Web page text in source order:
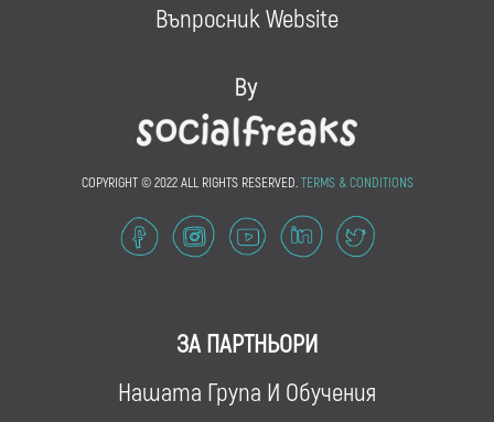
Въпросник Website
COPYRIGHT © 2022 ALL RIGHTS RESERVED. TERMS & CONDITIONS
ЗА ПАРТНЬОРИ
Нашата Група И Обучения